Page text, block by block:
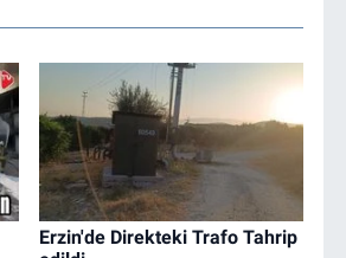
Erzin'de Direkteki Trafo Tahrip